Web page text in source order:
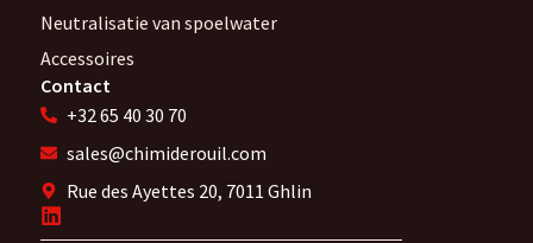
Neutralisatie van spoelwater
Accessoires
Contact
+32 65 40 30 70
sales@chimiderouil.com
Rue des Ayettes 20, 7011 Ghlin